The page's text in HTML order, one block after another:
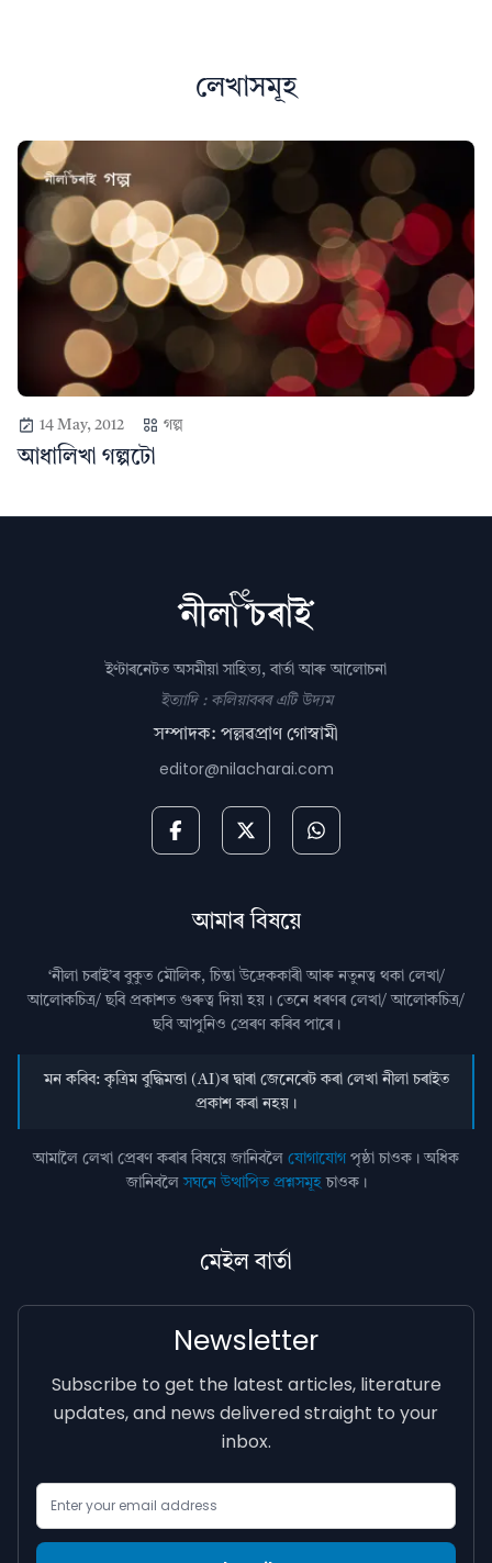
লেখাসমূহ
14 May, 2012 গল্প
আধালিখা গল্পটো
ইণ্টাৰনেটত অসমীয়া সাহিত্য, বাৰ্তা আৰু আলোচনা
ইত্যাদি : কলিয়াবৰৰ এটি উদ্যম
সম্পাদক: পল্লৱপ্ৰাণ গোস্বামী
editor@nilacharai.com
আমাৰ বিষয়ে
‘নীলা চৰাই’ৰ বুকুত মৌলিক, চিন্তা উদ্রেককাৰী আৰু নতুনত্ব থকা লেখা/
আলোকচিত্ৰ/ ছবি প্রকাশত গুৰুত্ব দিয়া হয়। তেনে ধৰণৰ লেখা/ আলোকচিত্ৰ/
ছবি আপুনিও প্রেৰণ কৰিব পাৰে।
মন কৰিব: কৃত্ৰিম বুদ্ধিমত্তা (AI)ৰ দ্বাৰা জেনেৰেট কৰা লেখা নীলা চৰাইত
প্ৰকাশ কৰা নহয়।
আমালৈ লেখা প্ৰেৰণ কৰাৰ বিষয়ে জানিবলৈ যোগাযোগ পৃষ্ঠা চাওক। অধিক
জানিবলৈসঘনে উত্থাপিত প্ৰশ্নসমূহচাওক।
মেইল বাৰ্তা
Newsletter
Subscribe to get the latest articles, literature
updates, and news delivered straight to your
inbox.
Email Address